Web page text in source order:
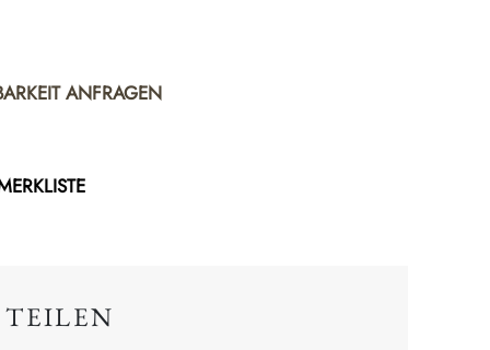
ANFRAGEN